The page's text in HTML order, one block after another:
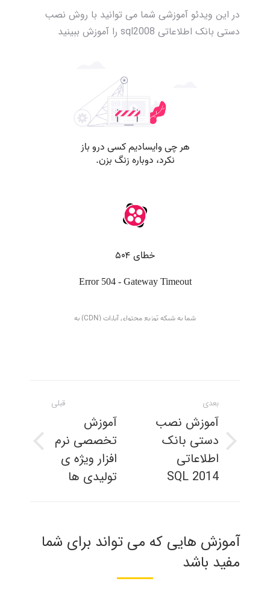
در این ویدئو آموزشی شما می توانید با روش نصب
دستی بانک اطلاعاتی sql2008 را آموزش ببینید
مطلب
قبلی
پست
آموزش
تخصصی نرم
افزار ویژه ی
تولیدی ها
بعدی
نوشته
بعدی:
آموزش نصب
دستی بانک
اطلاعاتی
SQL 2014
آموزش هایی که می تواند برای شما
مفید باشد